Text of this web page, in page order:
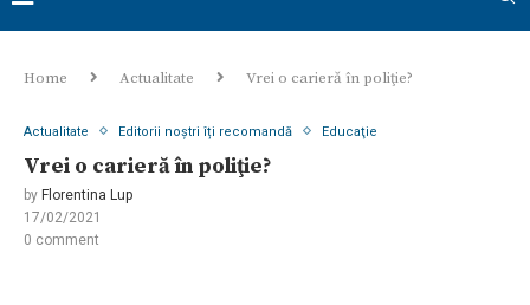
Home Actualitate Vrei o carieră în poliţie?
Actualitate Editorii noștri îți recomandă Educaţie
Vrei o carieră în poliţie?
by Florentina Lup
17/02/2021
0 comment